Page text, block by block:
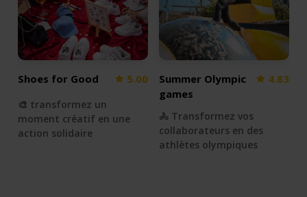
Shoes for Good 5.00
🎨 transformez un
moment créatif en une
action solidaire
Summer Olympic
games
4.83
🚴 Transformez vos
collaborateurs en des
athlètes olympiques